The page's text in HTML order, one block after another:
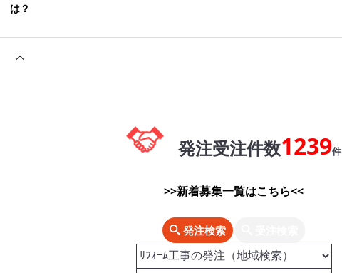
は？
発注受注件数1239件
>>新着募集一覧はこちら<<
発注検索